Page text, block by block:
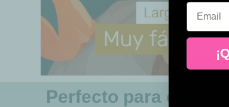
Perfecto para
Email